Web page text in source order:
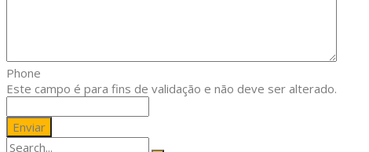
Phone
Este campo é para fins de validação e não deve ser alterado.